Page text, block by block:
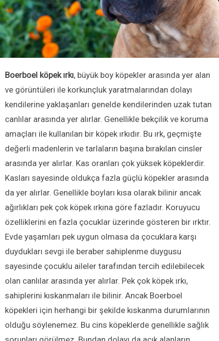
Boerboel köpek ırkı, büyük boy köpekler arasında yer alan
ve görüntüleri ile korkunçluk yaratmalarından dolayı
kendilerine yaklaşanları genelde kendilerinden uzak tutan
canlılar arasında yer alırlar. Genellikle bekçilik ve koruma
amaçları ile kullanılan bir köpek ırkıdır. Bu ırk, geçmişte
değerli madenlerin ve tarlaların başına bırakılan cinsler
arasında yer alırlar. Kas oranları çok yüksek köpeklerdir.
Kasları sayesinde oldukça fazla güçlü köpekler arasında
da yer alırlar. Genellikle boyları kısa olarak bilinir ancak
ağırlıkları pek çok köpek ırkına göre fazladır. Koruyucu
özelliklerini en fazla çocuklar üzerinde gösteren bir ırktır.
Evde yaşamları pek uygun olmasa da çocuklara karşı
duydukları sevgi ile beraber sahiplenme duygusu
sayesinde çocuklu aileler tarafından tercih edilebilecek
olan canlılar arasında yer alırlar. Pek çok köpek ırkı,
sahiplerini kıskanmaları ile bilinir. Ancak Boerboel
köpekleri için herhangi bir şekilde kıskanma durumlarının
olduğu söylenemez. Bu cins köpeklerde genellikle sağlık